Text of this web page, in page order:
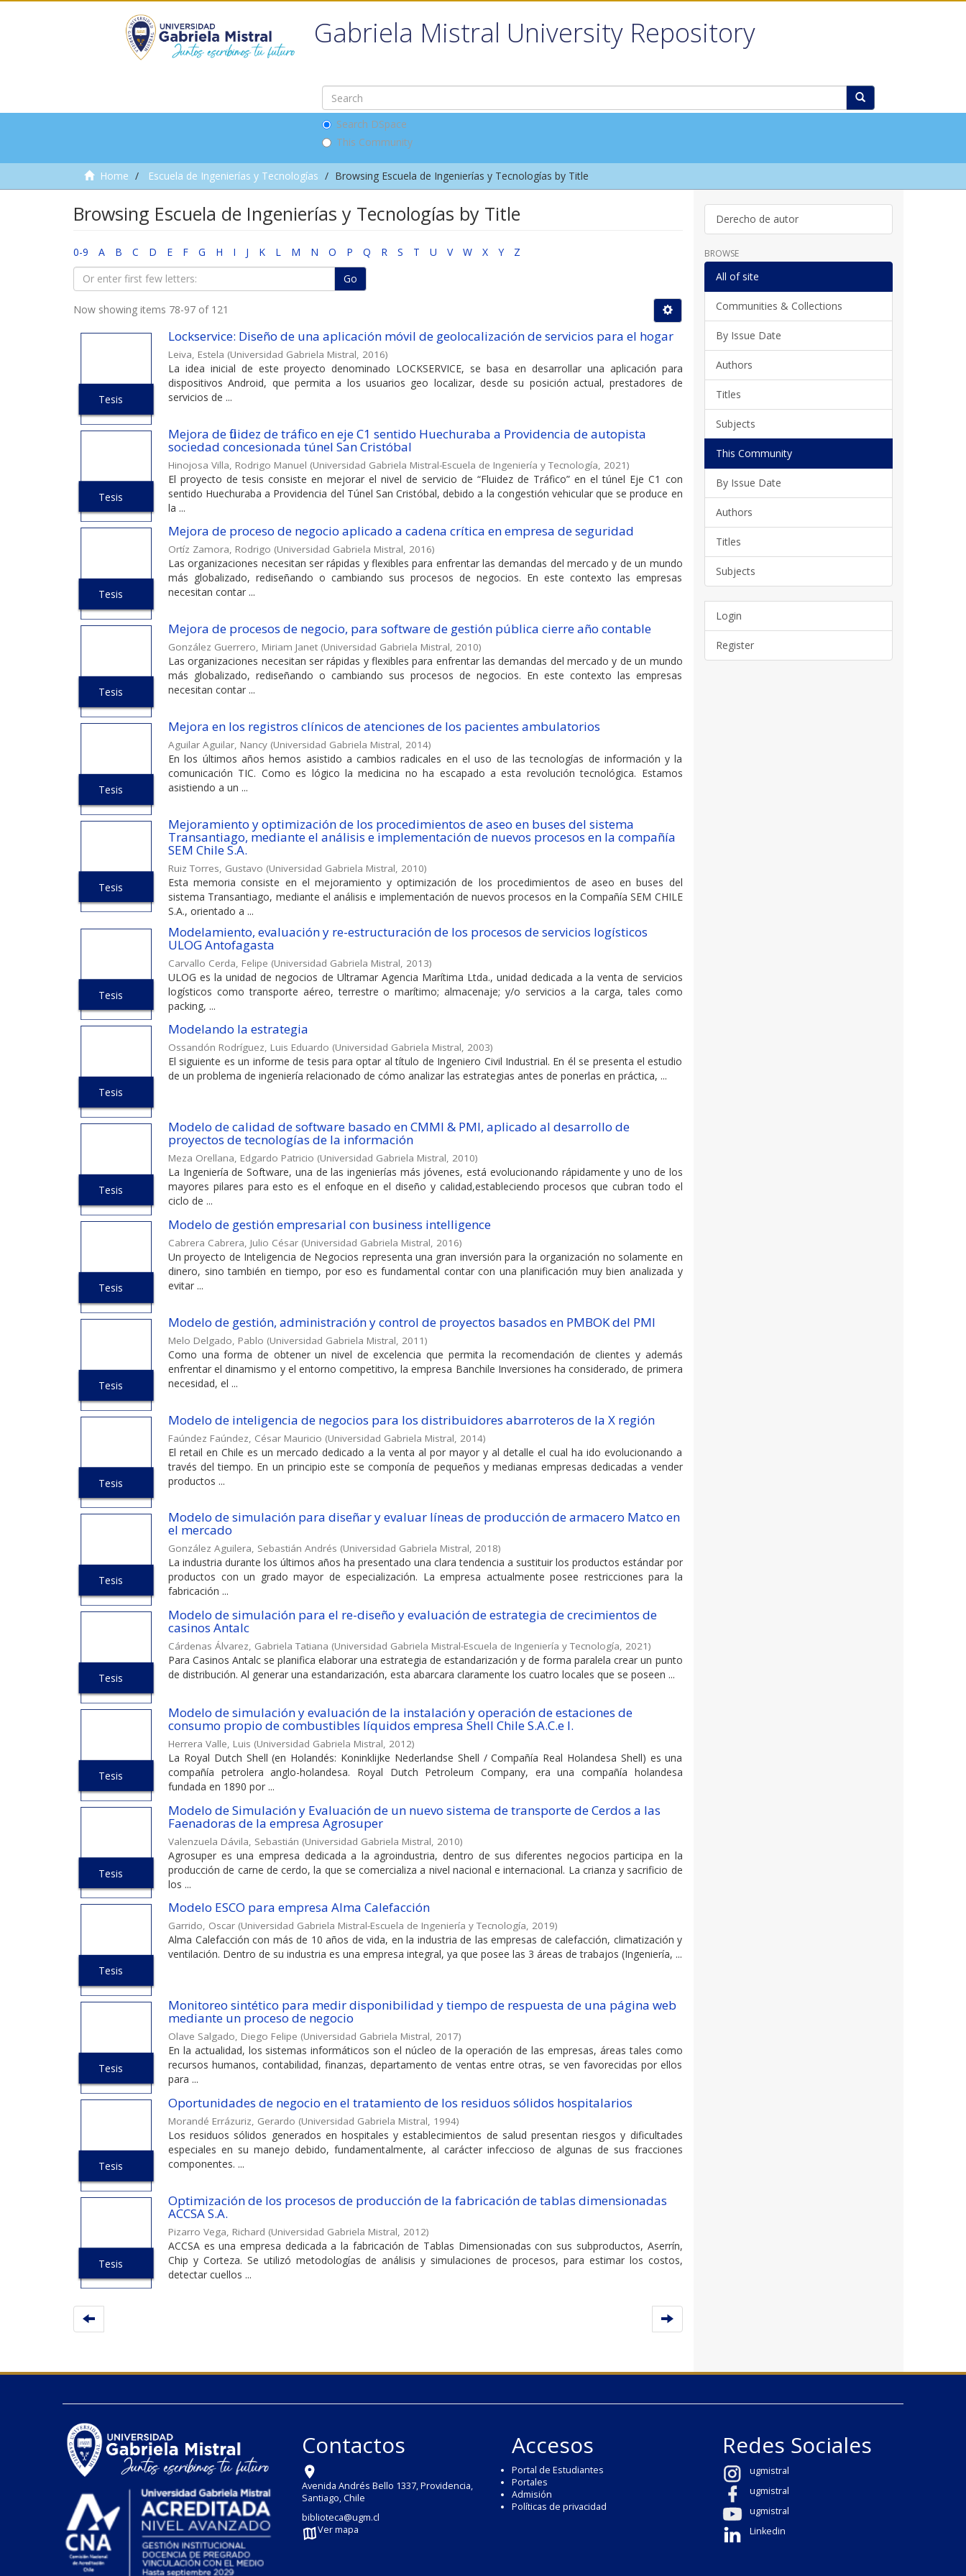
Gabriela Mistral University Repository
Search DSpace
This Community
Home Escuela de Ingenierías y Tecnologías Browsing Escuela de Ingenierías y Tecnologías by Title
Browsing Escuela de Ingenierías y Tecnologías by Title
0-9 A B C D E F G H I J K L M N O P Q R S T U V W X Y
Z
Go
Now showing items 78-97 of 121
Tesis
Lockservice: Diseño de una aplicación móvil de geolocalización de servicios para el hogar
Leiva, Estela (Universidad Gabriela Mistral, 2016)
La idea inicial de este proyecto denominado LOCKSERVICE, se basa en desarrollar una aplicación para
dispositivos Android, que permita a los usuarios geo localizar, desde su posición actual, prestadores de
servicios de ...
Tesis
Mejora de fluidez de tráfico en eje C1 sentido Huechuraba a Providencia de autopista
sociedad concesionada túnel San Cristóbal
Hinojosa Villa, Rodrigo Manuel (Universidad Gabriela Mistral-Escuela de Ingeniería y Tecnología, 2021)
El proyecto de tesis consiste en mejorar el nivel de servicio de “Fluidez de Tráfico” en el túnel Eje C1 con
sentido Huechuraba a Providencia del Túnel San Cristóbal, debido a la congestión vehicular que se produce en
la ...
Tesis
Mejora de proceso de negocio aplicado a cadena crítica en empresa de seguridad
Ortíz Zamora, Rodrigo (Universidad Gabriela Mistral, 2016)
Las organizaciones necesitan ser rápidas y flexibles para enfrentar las demandas del mercado y de un mundo
más globalizado, rediseñando o cambiando sus procesos de negocios. En este contexto las empresas
necesitan contar ...
Tesis
Mejora de procesos de negocio, para software de gestión pública cierre año contable
González Guerrero, Miriam Janet (Universidad Gabriela Mistral, 2010)
Las organizaciones necesitan ser rápidas y flexibles para enfrentar las demandas del mercado y de un mundo
más globalizado, rediseñando o cambiando sus procesos de negocios. En este contexto las empresas
necesitan contar ...
Tesis
Mejora en los registros clínicos de atenciones de los pacientes ambulatorios
Aguilar Aguilar, Nancy (Universidad Gabriela Mistral, 2014)
En los últimos años hemos asistido a cambios radicales en el uso de las tecnologías de información y la
comunicación TIC. Como es lógico la medicina no ha escapado a esta revolución tecnológica. Estamos
asistiendo a un ...
Tesis
Mejoramiento y optimización de los procedimientos de aseo en buses del sistema
Transantiago, mediante el análisis e implementación de nuevos procesos en la compañía
SEM Chile S.A.
Ruiz Torres, Gustavo (Universidad Gabriela Mistral, 2010)
Esta memoria consiste en el mejoramiento y optimización de los procedimientos de aseo en buses del
sistema Transantiago, mediante el análisis e implementación de nuevos procesos en la Compañía SEM CHILE
S.A., orientado a ...
Tesis
Modelamiento, evaluación y re-estructuración de los procesos de servicios logísticos
ULOG Antofagasta
Carvallo Cerda, Felipe (Universidad Gabriela Mistral, 2013)
ULOG es la unidad de negocios de Ultramar Agencia Marítima Ltda., unidad dedicada a la venta de servicios
logísticos como transporte aéreo, terrestre o marítimo; almacenaje; y/o servicios a la carga, tales como
packing, ...
Tesis
Modelando la estrategia
Ossandón Rodríguez, Luis Eduardo (Universidad Gabriela Mistral, 2003)
El siguiente es un informe de tesis para optar al título de Ingeniero Civil Industrial. En él se presenta el estudio
de un problema de ingeniería relacionado de cómo analizar las estrategias antes de ponerlas en práctica, ...
Tesis
Modelo de calidad de software basado en CMMI & PMI, aplicado al desarrollo de
proyectos de tecnologías de la información
Meza Orellana, Edgardo Patricio (Universidad Gabriela Mistral, 2010)
La Ingeniería de Software, una de las ingenierías más jóvenes, está evolucionando rápidamente y uno de los
mayores pilares para esto es el enfoque en el diseño y calidad,estableciendo procesos que cubran todo el
ciclo de ...
Tesis
Modelo de gestión empresarial con business intelligence
Cabrera Cabrera, Julio César (Universidad Gabriela Mistral, 2016)
Un proyecto de Inteligencia de Negocios representa una gran inversión para la organización no solamente en
dinero, sino también en tiempo, por eso es fundamental contar con una planificación muy bien analizada y
evitar ...
Tesis
Modelo de gestión, administración y control de proyectos basados en PMBOK del PMI
Melo Delgado, Pablo (Universidad Gabriela Mistral, 2011)
Como una forma de obtener un nivel de excelencia que permita la recomendación de clientes y además
enfrentar el dinamismo y el entorno competitivo, la empresa Banchile Inversiones ha considerado, de primera
necesidad, el ...
Tesis
Modelo de inteligencia de negocios para los distribuidores abarroteros de la X región
Faúndez Faúndez, César Mauricio (Universidad Gabriela Mistral 2014)
El retail en Chile es un mercado dedicado a la venta al por mayor y al detalle el cual ha ido evolucionando a
través del tiempo. En un principio este se componía de pequeños y medianas empresas dedicadas a vender
productos ...
Tesis
Modelo de simulación para diseñar y evaluar líneas de producción de armacero Matco en
el mercado
González Aguilera, Sebastián Andrés (Universidad Gabriela Mistral, 2018)
La industria durante los últimos años ha presentado una clara tendencia a sustituir los productos estándar por
productos con un grado mayor de especialización. La empresa actualmente posee restricciones para la
fabricación ...
Tesis
Modelo de simulación para el re-diseño y evaluación de estrategia de crecimientos de
casinos Antalc
Cárdenas Álvarez, Gabriela Tatiana (Universidad Gabriela Mistral-Escuela de Ingeniería y Tecnología, 2021)
Para Casinos Antalc se planifica elaborar una estrategia de estandarización y de forma paralela crear un punto
de distribución. Al generar una estandarización, esta abarcara claramente los cuatro locales que se poseen ...
Tesis
Modelo de simulación y evaluación de la instalación y operación de estaciones de
consumo propio de combustibles líquidos empresa Shell Chile S.A.C.e I.
Herrera Valle, Luis (Universidad Gabriela Mistral, 2012)
La Royal Dutch Shell (en Holandés: Koninklijke Nederlandse Shell / Compañía Real Holandesa Shell) es una
compañía petrolera anglo-holandesa. Royal Dutch Petroleum Company, era una compañía holandesa
fundada en 1890 por ...
Tesis
Modelo de Simulación y Evaluación de un nuevo sistema de transporte de Cerdos a las
Faenadoras de la empresa Agrosuper
Valenzuela Dávila, Sebastián (Universidad Gabriela Mistral 2010)
Agrosuper es una empresa dedicada a la agroindustria, dentro de sus diferentes negocios participa en la
producción de carne de cerdo, la que se comercializa a nivel nacional e internacional. La crianza y sacrificio de
los ...
Tesis
Modelo ESCO para empresa Alma Calefacción
Garrido, Oscar (Universidad Gabriela Mistral-Escuela de Ingeniería y Tecnología, 2019)
Alma Calefacción con más de 10 años de vida, en la industria de las empresas de calefacción, climatización y
ventilación. Dentro de su industria es una empresa integral, ya que posee las 3 áreas de trabajos (Ingeniería, ...
Tesis
Monitoreo sintético para medir disponibilidad y tiempo de respuesta de una página web
mediante un proceso de negocio
Olave Salgado, Diego Felipe (Universidad Gabriela Mistral, 2017)
En la actualidad, los sistemas informáticos son el núcleo de la operación de las empresas, áreas tales como
recursos humanos, contabilidad, finanzas, departamento de ventas entre otras, se ven favorecidas por ellos
para ...
Tesis
Oportunidades de negocio en el tratamiento de los residuos sólidos hospitalarios
Morandé Errázuriz, Gerardo (Universidad Gabriela Mistral, 1994)
Los residuos sólidos generados en hospitales y establecimientos de salud presentan riesgos y dificultades
especiales en su manejo debido, fundamentalmente, al carácter infeccioso de algunas de sus fracciones
componentes. ...
Tesis
Optimización de los procesos de producción de la fabricación de tablas dimensionadas
ACCSA S.A.
Pizarro Vega, Richard (Universidad Gabriela Mistral, 2012)
ACCSA es una empresa dedicada a la fabricación de Tablas Dimensionadas con sus subproductos, Aserrín,
Chip y Corteza. Se utilizó metodologías de análisis y simulaciones de procesos, para estimar los costos,
detectar cuellos ...
Derecho de autor
BROWSE
All of site
Communities & Collections
By Issue Date
Authors
Titles
Subjects
This Community
By Issue Date
Authors
Titles
Subjects
Login
Register
Contactos
Avenida Andrés Bello 1337, Providencia,
Santiago, Chile
biblioteca@ugm.cl
Ver mapa
Accesos
Portal de Estudiantes
Portales
Admisión
Políticas de privacidad
Redes Sociales
ugmistral
ugmistral
ugmistral
Linkedin